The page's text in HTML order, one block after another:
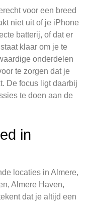
voor een breed
niet uit of je iPhone
batterij, of dat er
klaar om je te
onderdelen
te zorgen dat je
De focus ligt daarbij
te doen aan de
in
locaties in Almere,
Almere Haven,
dat je altijd een